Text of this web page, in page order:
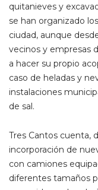
quitanieves y
se han organizado
ciudad, aunque
vecinos y empresas
a hacer su propio
caso de heladas y
instalaciones
de sal.
Tres Cantos cuenta,
incorporación de
con camiones
diferentes tamaños